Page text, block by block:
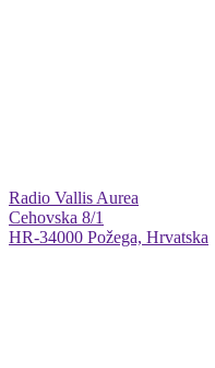
Radio Vallis Aurea
Cehovska 8/1
HR-34000 Požega, Hrvatska